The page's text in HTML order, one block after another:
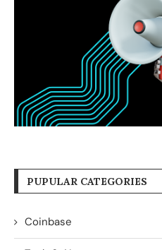
PUPULAR CATEGORIES
Coinbase